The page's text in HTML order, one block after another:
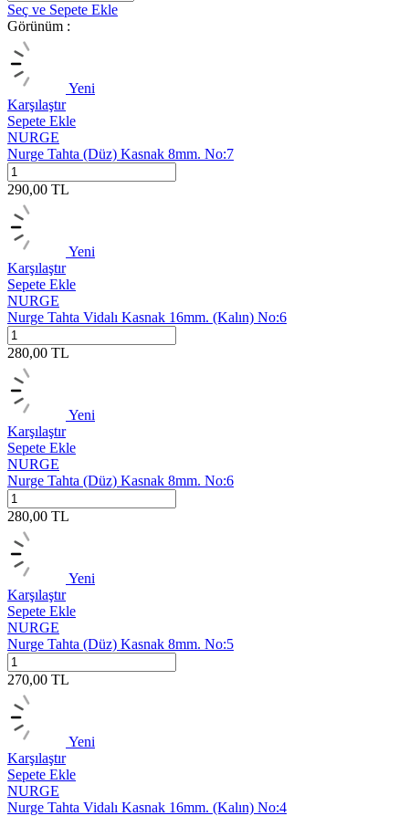
Seç ve Sepete Ekle
Görünüm :
Yeni
Karşılaştır
Sepete Ekle
NURGE
Nurge Tahta (Düz) Kasnak 8mm. No:7
290,00 TL
Yeni
Karşılaştır
Sepete Ekle
NURGE
Nurge Tahta Vidalı Kasnak 16mm. (Kalın) No:6
280,00 TL
Yeni
Karşılaştır
Sepete Ekle
NURGE
Nurge Tahta (Düz) Kasnak 8mm. No:6
280,00 TL
Yeni
Karşılaştır
Sepete Ekle
NURGE
Nurge Tahta (Düz) Kasnak 8mm. No:5
270,00 TL
Yeni
Karşılaştır
Sepete Ekle
NURGE
Nurge Tahta Vidalı Kasnak 16mm. (Kalın) No:4